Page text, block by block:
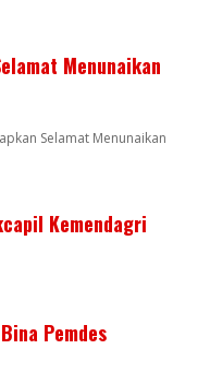
Menunaikan
Selamat Menunaikan
Kemendagri
Pemdes